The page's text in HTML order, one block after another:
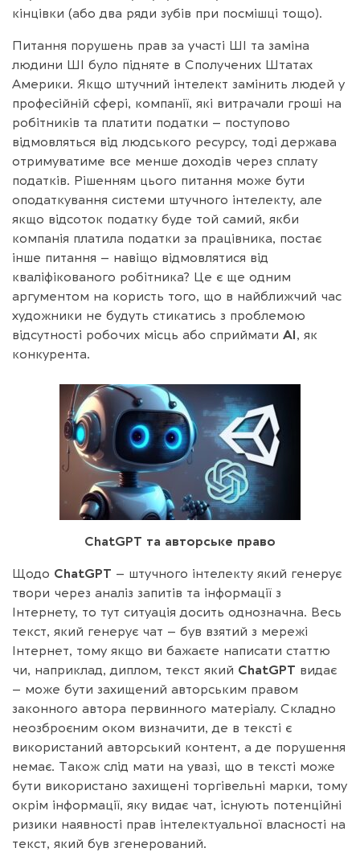
кінцівки (або два ряди зубів при посмішці тощо).
Питання порушень прав за участі ШІ та заміна
людини ШІ було підняте в Сполучених Штатах
Америки. Якщо штучний інтелект замінить людей у
професійній сфері, компанії, які витрачали гроші на
робітників та платити податки – поступово
відмовляться від людського ресурсу, тоді держава
отримуватиме все менше доходів через сплату
податків. Рішенням цього питання може бути
оподаткування системи штучного інтелекту, але
якщо відсоток податку буде той самий, якби
компанія платила податки за працівника, постає
інше питання – навіщо відмовлятися від
кваліфікованого робітника? Це є ще одним
аргументом на користь того, що в найближчий час
художники не будуть стикатись з проблемою
відсутності робочих місць або сприймати AI, як
конкурента.
ChatGPT та авторське право
Щодо ChatGPT – штучного інтелекту який генерує
твори через аналіз запитів та інформації з
Інтернету, то тут ситуація досить однозначна. Весь
текст, який генерує чат – був взятий з мережі
Інтернет, тому якщо ви бажаєте написати статтю
чи, наприклад, диплом, текст який ChatGPT видає
– може бути захищений авторським правом
законного автора первинного матеріалу. Складно
неозброєним оком визначити, де в тексті є
використаний авторський контент, а де порушення
немає. Також слід мати на увазі, що в тексті може
бути використано захищені торгівельні марки, тому
окрім інформації, яку видає чат, існують потенційні
ризики наявності прав інтелектуальної власності на
текст, який був згенерований.